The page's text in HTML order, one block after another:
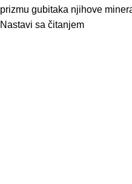
prizmu gubitaka njihove
Nastavi sa čitanjem